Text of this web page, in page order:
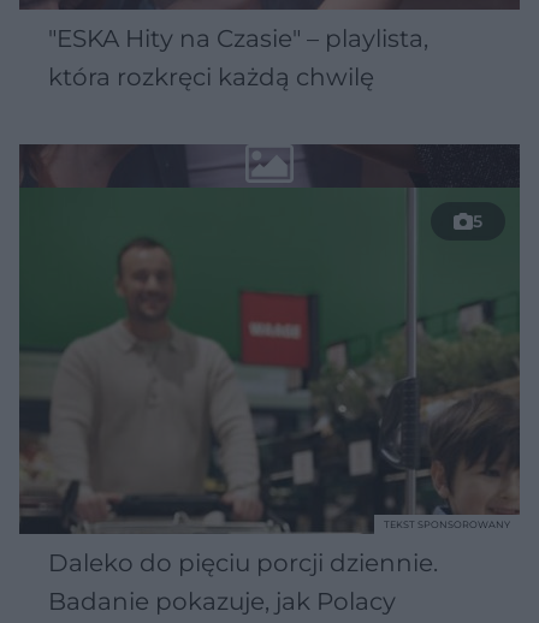
"ESKA Hity na Czasie" – playlista,
która rozkręci każdą chwilę
5
Daleko do pięciu porcji dziennie.
Badanie pokazuje, jak Polacy
TEKST SPONSOROWANY